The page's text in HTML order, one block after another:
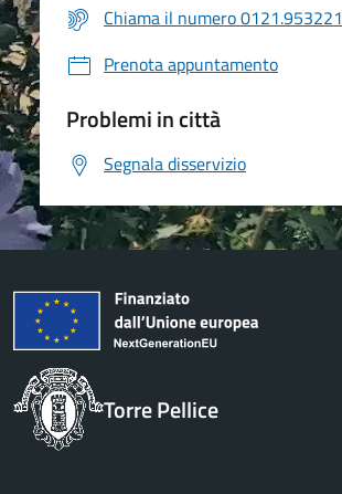
Chiama il numero 0121.953221
Prenota appuntamento
Problemi in città
Segnala disservizio
Torre Pellice